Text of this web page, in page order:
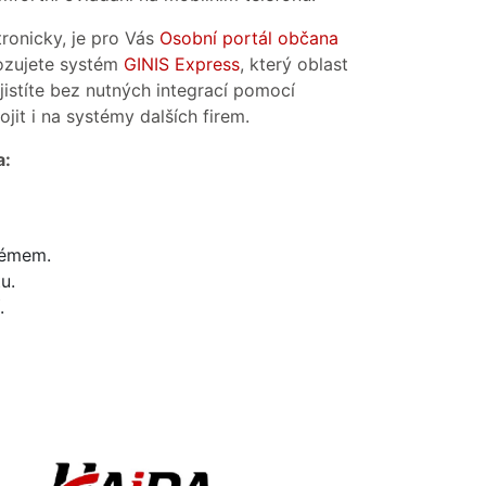
je pro Vás Osobní portál občana
systém GINIS Express, který oblast
bez nutných integrací pomocí
i na systémy dalších firem.